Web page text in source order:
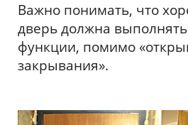
Важно понимать, что
дверь должна
функции, помимо
закрывания».